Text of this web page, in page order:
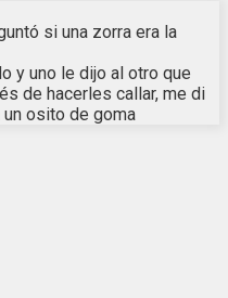
si una zorra era la
y uno le dijo al otro que
de hacerles callar, me di
osito de goma